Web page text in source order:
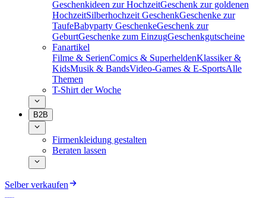
Geschenkideen zur HochzeitGeschenk zur goldenen
HochzeitSilberhochzeit GeschenkGeschenke zur
TaufeBabyparty GeschenkeGeschenk zur
GeburtGeschenke zum EinzugGeschenkgutscheine
Fanartikel
Filme & SerienComics & SuperheldenKlassiker &
KidsMusik & BandsVideo-Games & E-SportsAlle
Themen
T-Shirt der Woche
B2B
Firmenkleidung gestalten
Beraten lassen
Selber verkaufen